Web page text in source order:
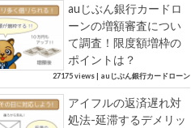
auじぶん銀行カードロ
ーンの増額審査につい
て調査！限度額増枠の
ポイントは？
27175 views| auじぶん銀行カードローン
アイフルの返済遅れ対
処法-延滞するデメリッ